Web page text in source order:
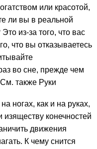
или красотой,
ли вы в реальной
из-за того, что вас
что вы отказываетесь
во сне, прежде чем
также Руки
ногах, как и на руках,
конечностей
движения
К чему снится